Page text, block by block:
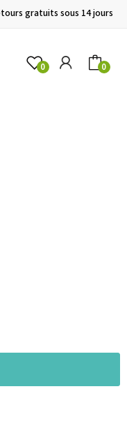
gratuits sous 14 jours
0 0